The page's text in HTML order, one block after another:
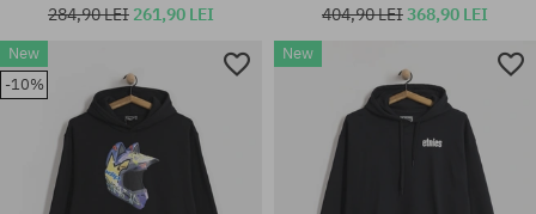
Mărimi existente:
S; M; L; XL
Mărimi existente:
M; L; XL; XXL
284,90 LEI 261,90 LEI 404,90 LEI368,90 LEI
New
-10%
New